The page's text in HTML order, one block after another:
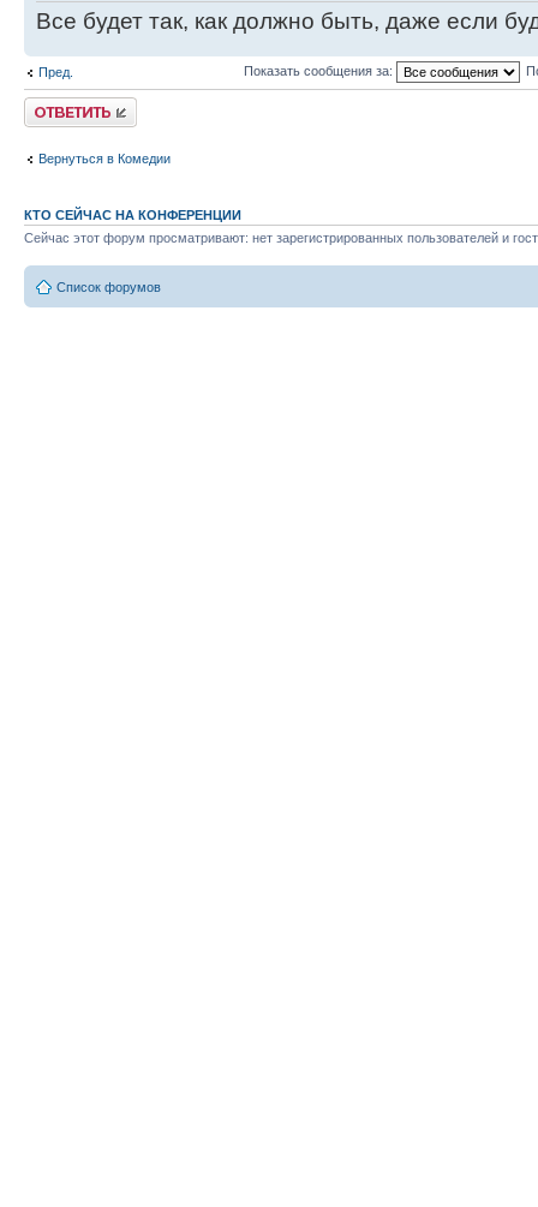
Все будет так, как должно быть, даже если
Пред. Показать сообщения за:
Ответить
Вернуться в Комедии
КТО СЕЙЧАС НА КОНФЕРЕНЦИИ
Сейчас этот форум просматривают: нет зарегистрированных пользователей и
Список форумов